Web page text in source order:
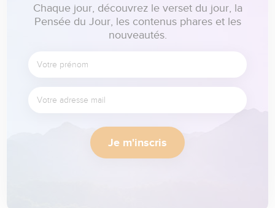
Chaque jour, découvrez le verset du jour, la
Pensée du Jour, les contenus phares et les
nouveautés.
Je m'inscris